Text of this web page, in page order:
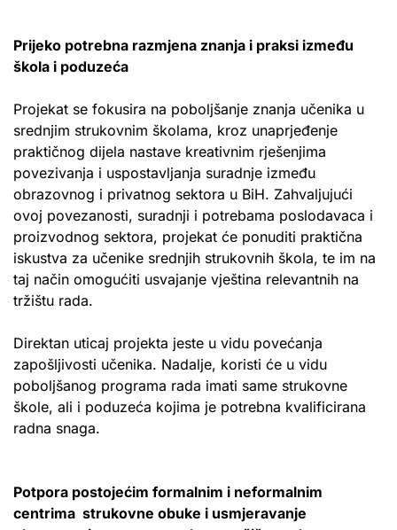
Prijeko potrebna razmjena znanja i praksi između
škola i poduzeća
Projekat se fokusira na poboljšanje znanja učenika u
srednjim strukovnim školama, kroz unaprjeđenje
praktičnog dijela nastave kreativnim rješenjima
povezivanja i uspostavljanja suradnje između
obrazovnog i privatnog sektora u BiH. Zahvaljujući
ovoj povezanosti, suradnji i potrebama poslodavaca i
proizvodnog sektora, projekat će ponuditi praktična
iskustva za učenike srednjih strukovnih škola, te im na
taj način omogućiti usvajanje vještina relevantnih na
tržištu rada.
Direktan uticaj projekta jeste u vidu povećanja
zapošljivosti učenika. Nadalje, koristi će u vidu
poboljšanog programa rada imati same strukovne
škole, ali i poduzeća kojima je potrebna kvalificirana
radna snaga.
Potpora postojećim formalnim i neformalnim
centrima strukovne obuke i usmjeravanje